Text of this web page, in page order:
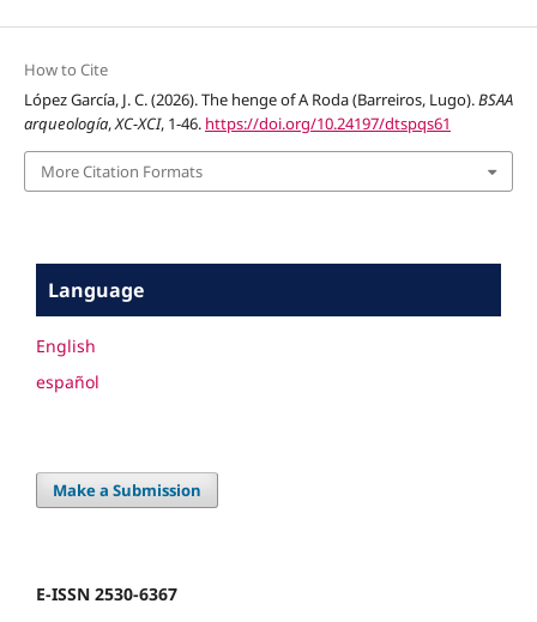
How to Cite
López García, J. C. (2026). The henge of A Roda (Barreiros, Lugo).BSAA
arqueología,XC-XCI, 1-46. https://doi.org/10.24197/dtspqs61
More Citation Formats
Language
English
español
Make a Submission
E-ISSN 2530-6367